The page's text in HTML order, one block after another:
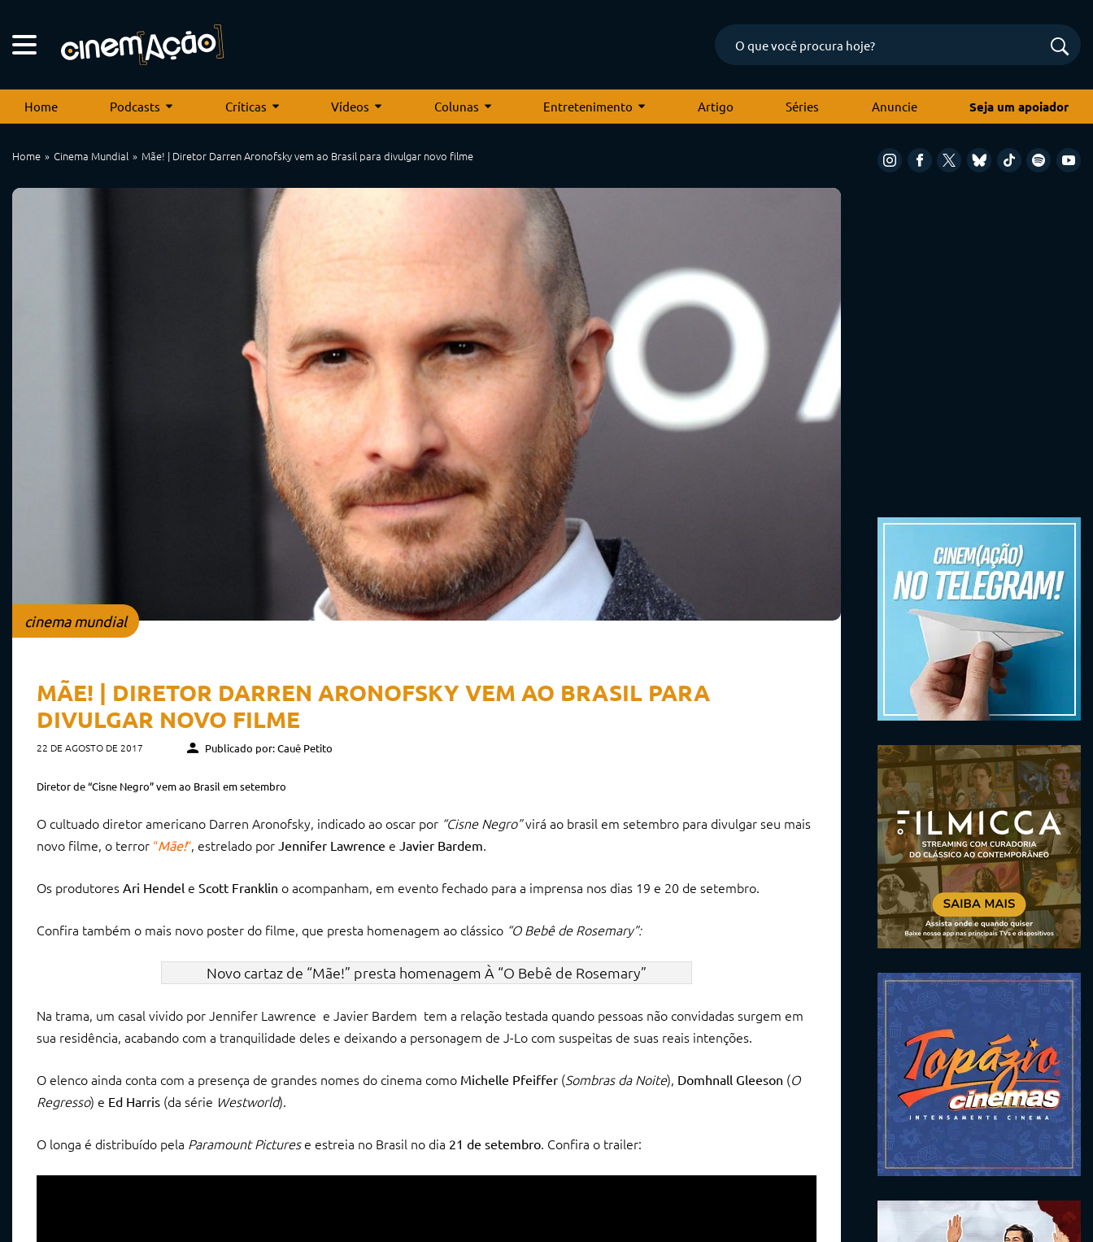
Home Podcasts Críticas Vídeos Colunas Entretenimento Artigo Séries Anuncie Seja um apoiador
Home Cinema Mundial Mãe! | Diretor Darren Aronofsky vem ao Brasil para divulgar novo filme
cinema mundial
MÃE! | DIRETOR DARREN ARONOFSKY VEM AO BRASIL PARA
DIVULGAR NOVO FILME
22 DE AGOSTO DE 2017 Publicado por: Cauê Petito
Diretor de “Cisne Negro” vem ao Brasil em setembro
O cultuado diretor americano Darren Aronofsky, indicado ao oscar por “Cisne Negro”virá ao brasil em setembro para divulgar seu mais
novo filme, o terror “Mãe!“, estrelado por Jennifer Lawrence e Javier Bardem.
Os produtores Ari Hendel e Scott Franklin o acompanham, em evento fechado para a imprensa nos dias 19 e 20 de setembro.
Confira também o mais novo poster do filme, que presta homenagem ao clássico “O Bebê de Rosemary”:
Novo cartaz de “Mãe!” presta homenagem À “O Bebê de Rosemary”
Na trama, um casal vivido por Jennifer Lawrence e Javier Bardem tem a relação testada quando pessoas não convidadas surgem em
sua residência, acabando com a tranquilidade deles e deixando a personagem de J-Lo com suspeitas de suas reais intenções.
O elenco ainda conta com a presença de grandes nomes do cinema como Michelle Pfeiffer (Sombras da Noite), Domhnall Gleeson (O
Regresso) e Ed Harris (da série Westworld).
O longa é distribuído pela Paramount Picturese estreia no Brasil no dia 21 de setembro. Confira o trailer: